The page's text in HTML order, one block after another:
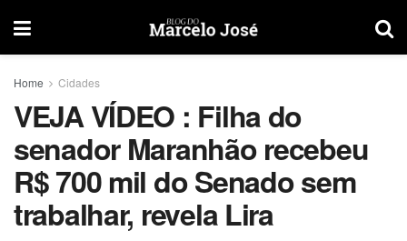
Home Cidades
VEJA VÍDEO : Filha do
senador Maranhão recebeu
R$ 700 mil do Senado sem
trabalhar, revela Lira